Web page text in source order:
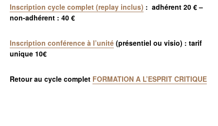
Inscription cycle complet (replay inclus) : adhérent 20 € –
non-adhérent : 40 €
Inscription conférence à l’unité (présentiel ou visio) : tarif
unique 10€
Retour au cycle complet FORMATION A L’ESPRIT CRITIQUE